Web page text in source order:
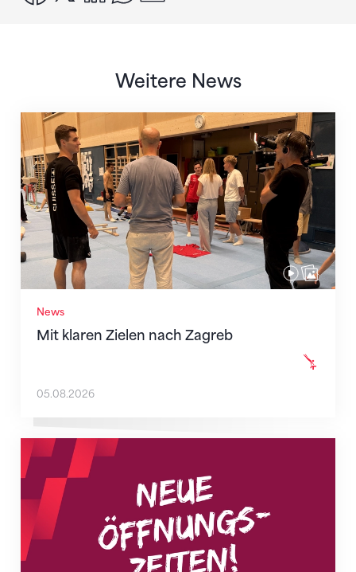
Weitere News
News
Mit klaren Zielen nach Zagreb
Mit klaren Zielen nach Zagreb
05.08.2026
Neue Empfangszeiten ab 1. August 2026